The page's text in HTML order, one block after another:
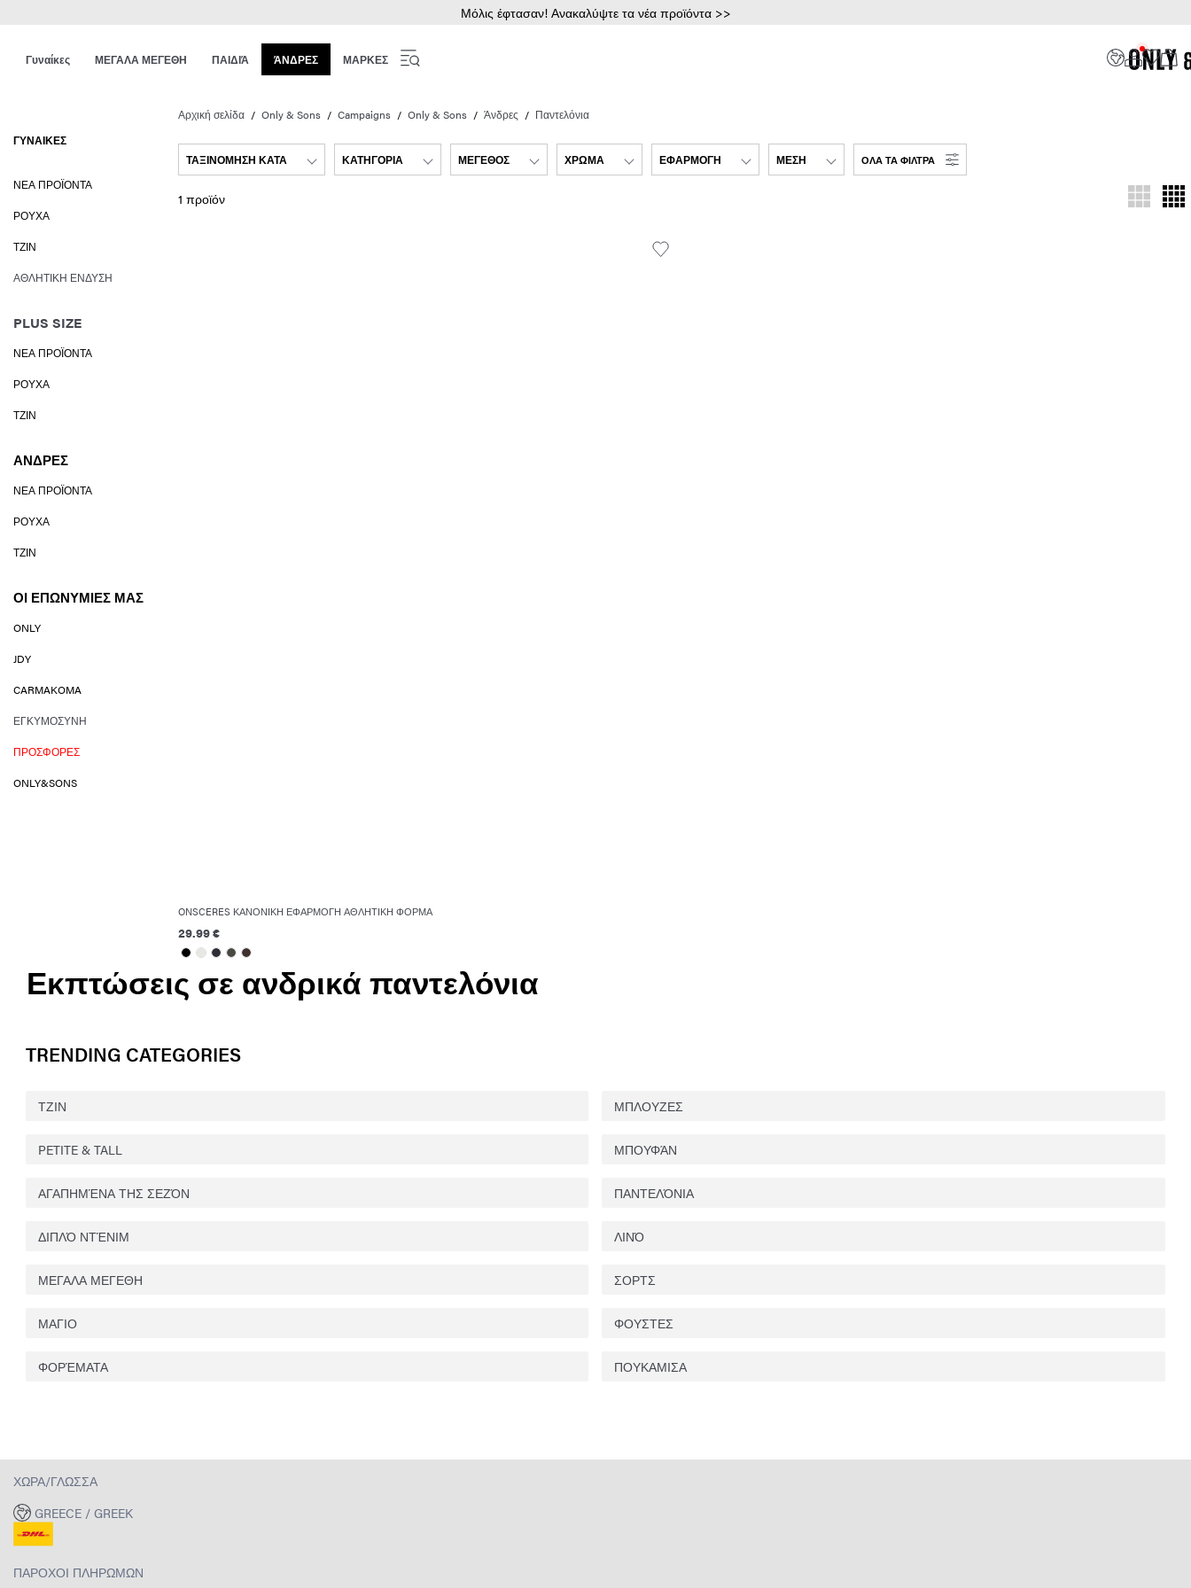
Μόλις έφτασαν! Ανακαλύψτε τα νέα προϊόντα >>
Γυναίκες ΜΕΓΑΛΑ ΜΕΓΕΘΗ ΠΑΙΔΙΆ ΆΝΔΡΕΣ ΜΑΡΚΕΣ
ΓΥΝΑΊΚΕΣ
ΝΈΑ ΠΡΟΪΌΝΤΑ
ΡΟΎΧΑ
ΤΖΙΝ
ΑΘΛΗΤΙΚΉ ΈΝΔΥΣΗ
PLUS SIZE
ΝΈΑ ΠΡΟΪΌΝΤΑ
ΡΟΎΧΑ
ΤΖΙΝ
ΆΝΔΡΕΣ
ΝΈΑ ΠΡΟΪΌΝΤΑ
ΡΟΎΧΑ
ΤΖΙΝ
ΟΙ ΕΠΩΝΥΜΊΕΣ ΜΑΣ
ONLY
JDY
CARMAKOMA
ΕΓΚΥΜΟΣΎΝΗ
ΠΡΟΣΦΟΡΈΣ
ONLY&SONS
Αρχική σελίδα Only & Sons Campaigns Only & Sons Άνδρες Παντελόνια
ΤΑΞΙΝΌΜΗΣΗ ΚΑΤΆ ΚΑΤΗΓΟΡΊΑ ΜΈΓΕΘΟΣ ΧΡΏΜΑ ΕΦΑΡΜΟΓΉ ΜΈΣΗ ΌΛΑ ΤΑ ΦΊΛΤΡΑ
1 προϊόν
ONSCERES ΚΑΝΟΝΙΚΉ ΕΦΑΡΜΟΓΉ ΑΘΛΗΤΙΚΉ ΦΌΡΜΑ
29.99 €
Εκπτώσεις σε ανδρικά παντελόνια
TRENDING CATEGORIES
ΤΖΙΝ ΜΠΛΟΥΖΕΣ
PETITE & TALL ΜΠΟΥΦΆΝ
ΑΓΑΠΗΜΈΝΑ ΤΗΣ ΣΕΖΌΝ ΠΑΝΤΕΛΌΝΙΑ
ΔΙΠΛΌ ΝΤΈΝΙΜ ΛΙΝΌ
ΜΕΓΑΛΑ ΜΕΓΕΘΗ ΣΟΡΤΣ
ΜΑΓΙΟ ΦΟΥΣΤΕΣ
ΦΟΡΈΜΑΤΑ ΠΟΥΚΑΜΙΣΑ
ΧΏΡΑ/ΓΛΏΣΣΑ
GREECE / GREEK
ΠΆΡΟΧΟΙ ΠΛΗΡΩΜΏΝ